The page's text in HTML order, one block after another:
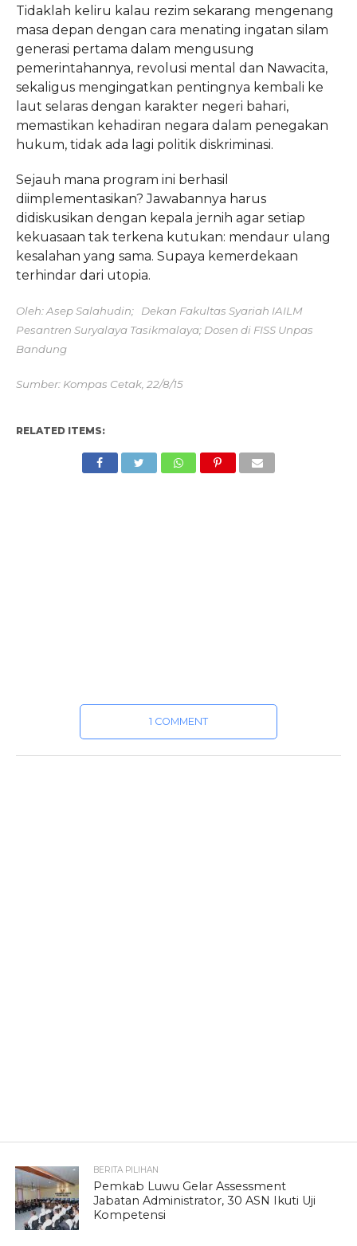
Tidaklah keliru kalau rezim sekarang mengenang
masa depan dengan cara menating ingatan silam
generasi pertama dalam mengusung
pemerintahannya, revolusi mental dan Nawacita,
sekaligus mengingatkan pentingnya kembali ke
laut selaras dengan karakter negeri bahari,
memastikan kehadiran negara dalam penegakan
hukum, tidak ada lagi politik diskriminasi.
Sejauh mana program ini berhasil
diimplementasikan? Jawabannya harus
didiskusikan dengan kepala jernih agar setiap
kekuasaan tak terkena kutukan: mendaur ulang
kesalahan yang sama. Supaya kemerdekaan
terhindar dari utopia.
Oleh: Asep Salahudin; Dekan Fakultas Syariah IAILM
Pesantren Suryalaya Tasikmalaya; Dosen di FISS Unpas
Bandung
Sumber: Kompas Cetak, 22/8/15
RELATED ITEMS:
1 COMMENT
BERITA PILIHAN
Pemkab Luwu Gelar Assessment
Jabatan Administrator, 30 ASN Ikuti Uji
Kompetensi